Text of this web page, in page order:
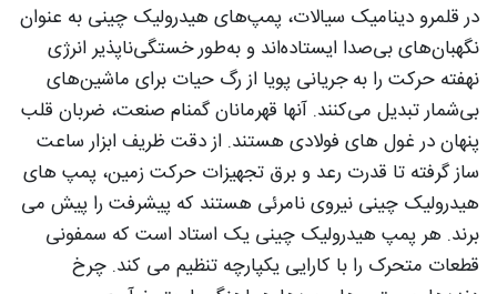
در قلمرو دینامیک سیالات، پمپ‌های هیدرولیک چینی به عنوان
نگهبان‌های بی‌صدا ایستاده‌اند و به‌طور خستگی‌ناپذیر انرژی
نهفته حرکت را به جریانی پویا از رگ حیات برای ماشین‌های
بی‌شمار تبدیل می‌کنند. آنها قهرمانان گمنام صنعت، ضربان قلب
پنهان در غول های فولادی هستند. از دقت ظریف ابزار ساعت
ساز گرفته تا قدرت رعد و برق تجهیزات حرکت زمین، پمپ های
هیدرولیک چینی نیروی نامرئی هستند که پیشرفت را پیش می
برند. هر پمپ هیدرولیک چینی یک استاد است که سمفونی
قطعات متحرک را با کارایی یکپارچه تنظیم می کند. چرخ